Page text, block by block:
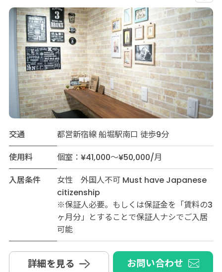
交通
都営新宿線 船堀駅南口 徒歩9分
使用料
個室：¥41,000～¥50,000/月
入居条件
女性 外国人不可 Must have Japanese
citizenship
※保証人必要。もしくは保証金を「賃料の3
ヶ月分」とすることで保証人ナシでご入居
可能
詳細を見る お問い合わせ